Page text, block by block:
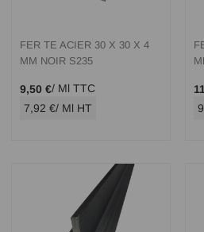
FER TE ACIER 30 X 30 X 4
MM NOIR S235
9,50 €/ Ml TTC
7,92 €/ Ml HT